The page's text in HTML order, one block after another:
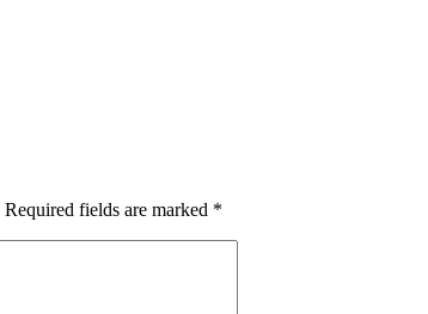
Required fields are marked *